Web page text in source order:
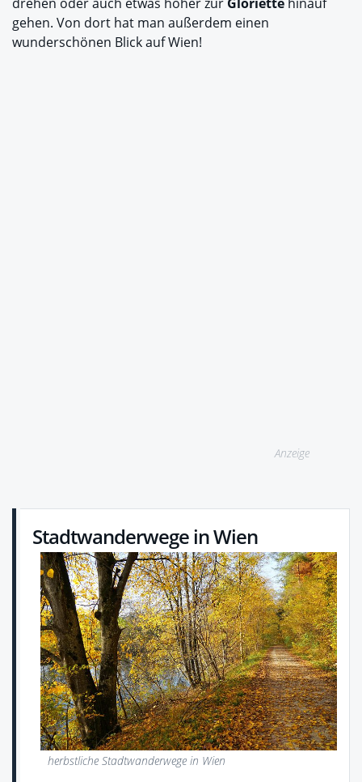
gehen. Von dort hat man außerdem einen
wunderschönen Blick auf Wien!
Anzeige
Stadtwanderwege in Wien
herbstliche Stadtwanderwege in Wien